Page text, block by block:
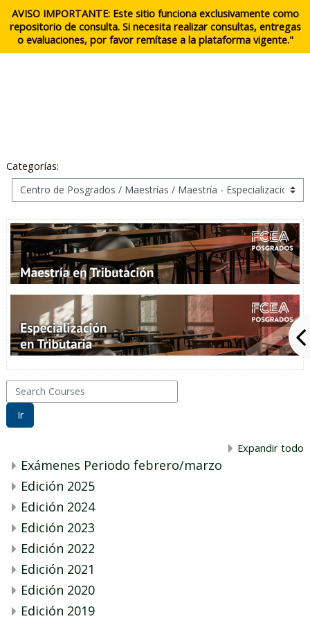
AVISO IMPORTANTE: Este sitio funciona exclusivamente como
repositorio de consulta. Si necesita realizar consultas, entregas
o evaluaciones, por favor remítase a la plataforma vigente."
Entrar
Categorías:
Search Courses
Ir
Expandir todo
Exámenes Periodo febrero/marzo
Edición 2025
Edición 2024
Edición 2023
Edición 2022
Edición 2021
Edición 2020
Edición 2019